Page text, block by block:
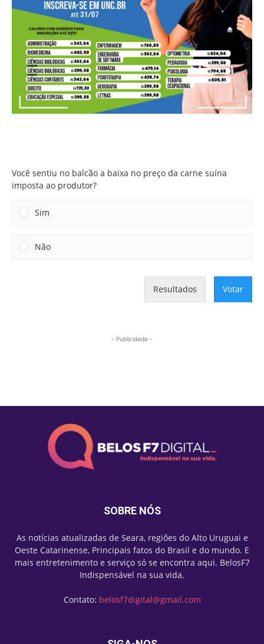
Você sentiu no balcão a baixa no preço da carne suína
imposta ao produtor?
Sim
Não
Resultados Votar
- Publicidade -
SOBRE NÓS
As notícias atualizadas de Seara, regiões do Alto Uruguai e
Oeste Catarinense, Principais fatos do Brasil e do mundo. E
mais entretenimento e serviço só se encontra aqui. BelosF7
Indispensável na sua vida.
Contato: belosf7digital@gmail.com